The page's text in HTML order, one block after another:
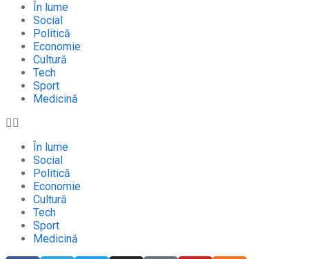
În lume
Social
Politică
Economie
Cultură
Tech
Sport
Medicină
În lume
Social
Politică
Economie
Cultură
Tech
Sport
Medicină